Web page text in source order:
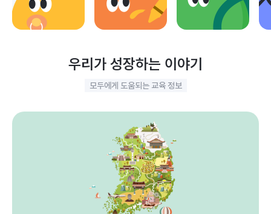
우리가 성장하는 이야기
모두에게 도움되는 교육 정보